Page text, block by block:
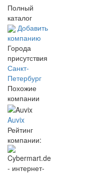
Полный
каталог
Добавить
компанию
Города
присутствия
Санкт-
Петербург
Похожие
компании
Auvix
Рейтинг
компании: